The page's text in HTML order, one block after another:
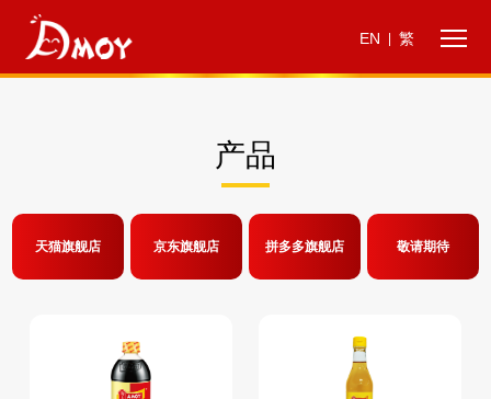
EN 繁
产品
天猫旗舰店 京东旗舰店 拼多多旗舰店 敬请期待